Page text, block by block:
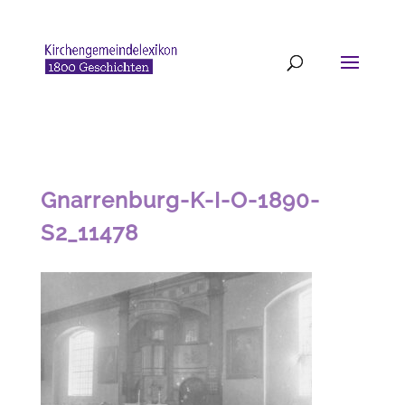
Gnarrenburg-K-I-O-1890-
S2_11478